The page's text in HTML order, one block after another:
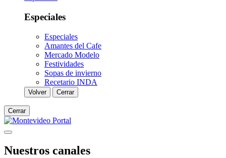
Especiales
Especiales
Amantes del Cafe
Mercado Modelo
Festividades
Sopas de invierno
Recetario INDA
Volver Cerrar
Cerrar
Nuestros canales